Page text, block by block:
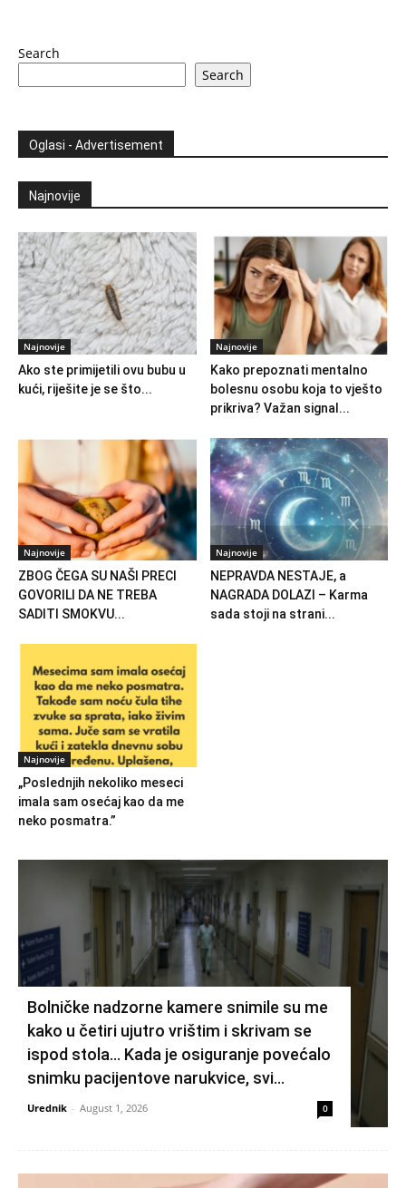
Search
Search
Oglasi - Advertisement
Najnovije
Najnovije
Ako ste primijetili ovu bubu u
kući, riješite je se što...
Najnovije
Kako prepoznati mentalno
bolesnu osobu koja to vješto
prikriva? Važan signal...
Najnovije
ZBOG ČEGA SU NAŠI PRECI
GOVORILI DA NE TREBA
SADITI SMOKVU...
Najnovije
NEPRAVDA NESTAJE, a
NAGRADA DOLAZI – Karma
sada stoji na strani...
Najnovije
„Poslednjih nekoliko meseci
imala sam osećaj kao da me
neko posmatra.”
Bolničke nadzorne kamere snimile su me
kako u četiri ujutro vrištim i skrivam se
ispod stola… Kada je osiguranje povećalo
snimku pacijentove narukvice, svi...
Urednik - August 1, 2026 0